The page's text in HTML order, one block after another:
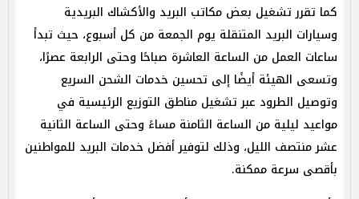
كما تقرر تشغيل بعض مكاتب البريد والأكشاك البريدية
وسيارات البريد المتنقلة يوم الجمعة من كل أسبوع، حيث تبدأ
ساعات العمل من الساعة العاشرة صباحًا وحتى الرابعة عصرًا،
وتسعى الهيئة أيضًا إلى تحسين خدمات الشحن السريع
وتوصيل الطرود عبر تشغيل مناطق التوزيع الرئيسية في
مواعيد ليلية من الساعة الثامنة مساءً وحتى الساعة الثانية
عشر منتصف الليل، وذلك لتوفير أفضل خدمات البريد للمواطنين
بأقصى سرعة ممكنة.